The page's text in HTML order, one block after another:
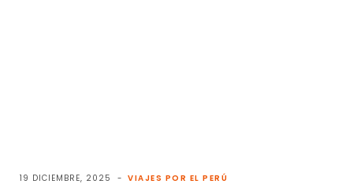
19 DICIEMBRE, 2025 VIAJES POR EL PERÚ